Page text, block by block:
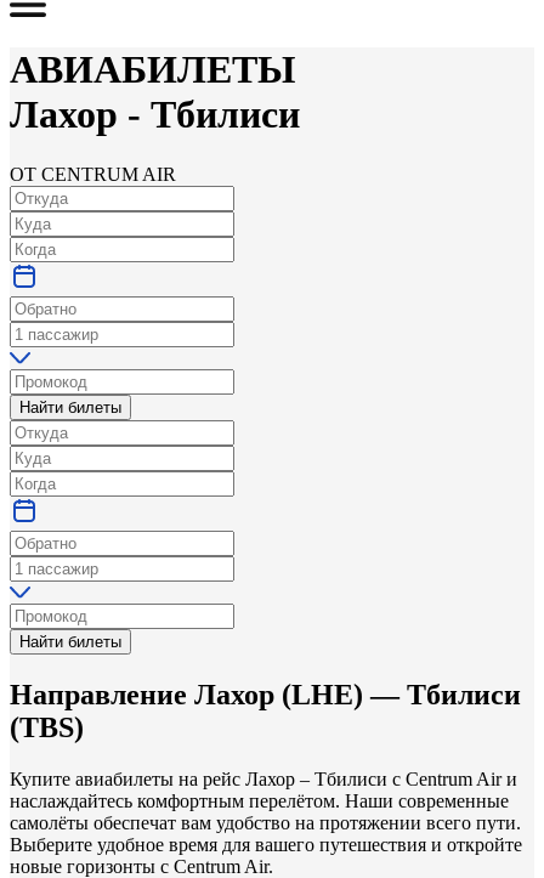
АВИАБИЛЕТЫ
Лахор - Тбилиси
ОТ CENTRUM AIR
Найти билеты
Найти билеты
Направление Лахор (LHE) —Тбилиси
(TBS)
Купите авиабилеты на рейс Лахор – Тбилиси с Centrum Air и
наслаждайтесь комфортным перелётом. Наши современные
самолёты обеспечат вам удобство на протяжении всего пути.
Выберите удобное время для вашего путешествия и откройте
новые горизонты с Centrum Air.